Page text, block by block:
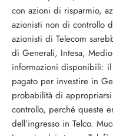
con azioni di risparmio,
azionisti non di controllo
azionisti di Telecom
di Generali, Intesa,
informazioni disponibili:
pagato per investire in
probabilità di
controllo, perché queste
dell’ingresso in Telco.